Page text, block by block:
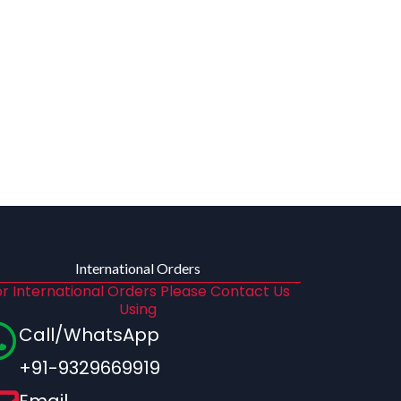
International Orders
International Orders Please Contact Us
Using
Call/WhatsApp
+91-9329669919